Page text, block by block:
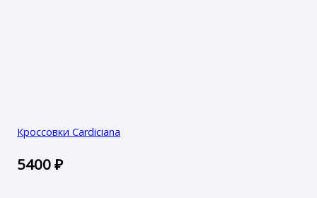
Кроссовки Cardiciana
5400₽